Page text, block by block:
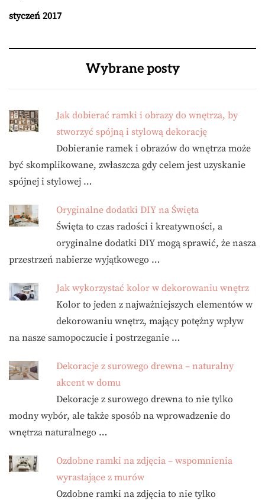
styczeń 2017
Wybrane posty
Jak dobierać ramki i obrazy do wnętrza, by
stworzyć spójną i stylową dekorację
Dobieranie ramek i obrazów do wnętrza może
być skomplikowane, zwłaszcza gdy celem jest uzyskanie
spójnej i stylowej …
Oryginalne dodatki DIY na Święta
Święta to czas radości i kreatywności, a
oryginalne dodatki DIY mogą sprawić, że nasza
przestrzeń nabierze wyjątkowego …
Jak wykorzystać kolor w dekorowaniu wnętrz
Kolor to jeden z najważniejszych elementów w
dekorowaniu wnętrz, mający potężny wpływ
na nasze samopoczucie i postrzeganie …
Dekoracje z surowego drewna – naturalny
akcent w domu
Dekoracje z surowego drewna to nie tylko
modny wybór, ale także sposób na wprowadzenie do
wnętrza naturalnego …
Ozdobne ramki na zdjęcia – wspomnienia
wyrastające z murów
Ozdobne ramki na zdjęcia to nie tylko